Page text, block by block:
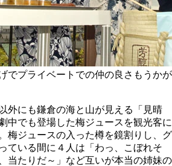
でプライベートでの仲の良さもうかが
外にも鎌倉の海と山が見える「見晴
中でも登場した梅ジュースを観光客に
梅ジュースの入った樽を鏡割りし、グ
ている間に４人は「わっ、こぼれそ
当たりだ～」など互いが本当の姉妹の